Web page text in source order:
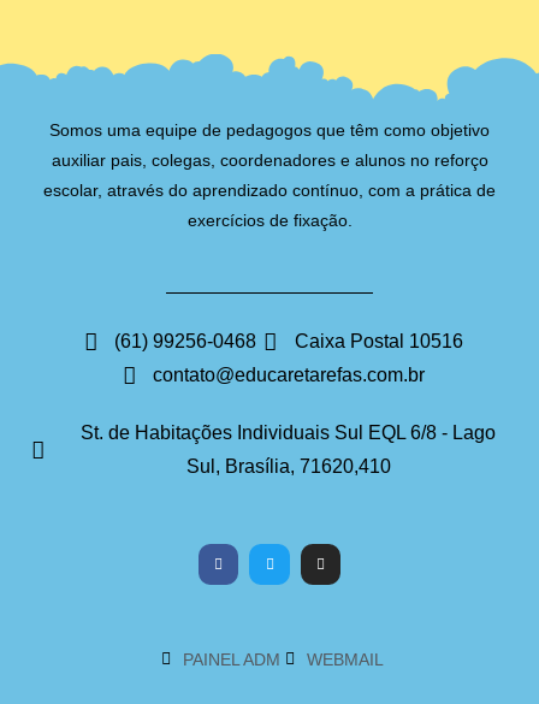
Somos uma equipe de pedagogos que têm como objetivo
auxiliar pais, colegas, coordenadores e alunos no reforço
escolar, através do aprendizado contínuo, com a prática de
exercícios de fixação.
(61) 99256-0468
Caixa Postal 10516
contato@educaretarefas.com.br
St. de Habitações Individuais Sul EQL 6/8 - Lago
Sul, Brasília, 71620,410
PAINEL ADM WEBMAIL